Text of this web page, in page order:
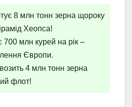
8 млн тонн зерна щороку
Хеопса!
млн курей на рік –
Європи.
4 млн тонн зерна
флот!